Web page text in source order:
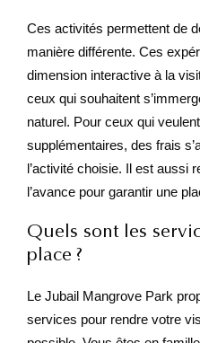
Ces activités permettent de
manière différente. Ces
dimension interactive à la
ceux qui souhaitent
naturel. Pour ceux qui
supplémentaires, des frais
l’activité choisie. Il est aussi
l’avance pour garantir une
Quels sont les
place ?
Le Jubail Mangrove Park
services pour rendre votre